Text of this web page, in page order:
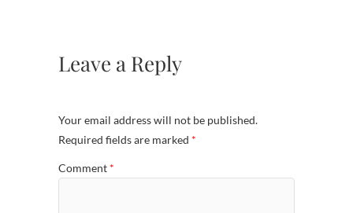
Leave a Reply
Your email address will not be published.
Required fields are marked *
Comment *